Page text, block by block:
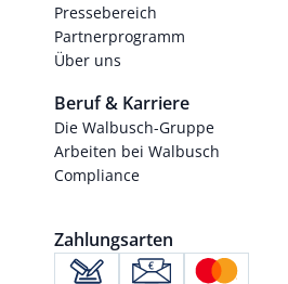
Pressebereich
Partnerprogramm
Über uns
Beruf & Karriere
Die Walbusch-Gruppe
Arbeiten bei Walbusch
Compliance
Zahlungsarten